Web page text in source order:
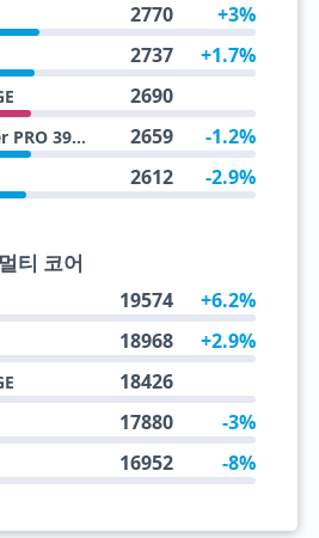
2770 +3%
2737 +1.7%
2690
Ryzen Threadripper PRO 3975WX 2659 -1.2%
2612 -2.9%
티 코어
19574 +6.2%
18968 +2.9%
18426
17880 -3%
16952 -8%